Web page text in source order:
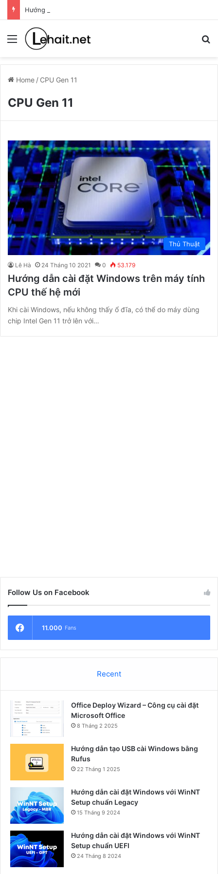
Hướng dẫn tạo USB cài Windows bằng Rufus
Menu
Home / CPU Gen 11
CPU Gen 11
Thủ Thuật
Lê Hà 24 Tháng 10 2021 0 53.179
Hướng dẫn cài đặt Windows trên máy tính
CPU thế hệ mới
Khi cài Windows, nếu không thấy ổ đĩa, có thể do máy dùng
chip Intel Gen 11 trở lên với…
Follow Us on Facebook
11.000 Fans
Recent
Office Deploy Wizard – Công cụ cài đặt
Microsoft Office
8 Tháng 2 2025
Hướng dẫn tạo USB cài Windows bằng
Rufus
22 Tháng 1 2025
Hướng dẫn cài đặt Windows với WinNT
Setup chuẩn Legacy
15 Tháng 9 2024
Hướng dẫn cài đặt Windows với WinNT
Setup chuẩn UEFI
24 Tháng 8 2024